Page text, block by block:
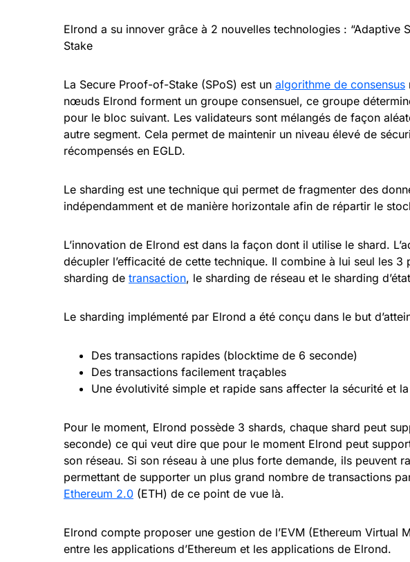
Elrond a su innover grâce à 2 nouvelles technologies : “Adaptive
Stake
La Secure Proof-of-Stake (SPoS) est un algorithme de consensus
nœuds Elrond forment un groupe consensuel, ce groupe
pour le bloc suivant. Les validateurs sont mélangés de façon
autre segment. Cela permet de maintenir un niveau élevé de
récompensés en EGLD.
Le sharding est une technique qui permet de fragmenter des
indépendamment et de manière horizontale afin de répartir le
L’innovation de Elrond est dans la façon dont il utilise le shard.
décupler l’efficacité de cette technique. Il combine à lui seul les
sharding de transaction, le sharding de réseau et le sharding
Le sharding implémenté par Elrond a été conçu dans le but
Des transactions rapides (blocktime de 6 seconde)
Des transactions facilement traçables
Une évolutivité simple et rapide sans affecter la sécurité et
Pour le moment, Elrond possède 3 shards, chaque shard peut
seconde) ce qui veut dire que pour le moment Elrond peut
son réseau. Si son réseau à une plus forte demande, ils peuvent
permettant de supporter un plus grand nombre de transactions
Ethereum 2.0 (ETH) de ce point de vue là.
Elrond compte proposer une gestion de l’EVM (Ethereum Virtual
entre les applications d’Ethereum et les applications de Elrond.